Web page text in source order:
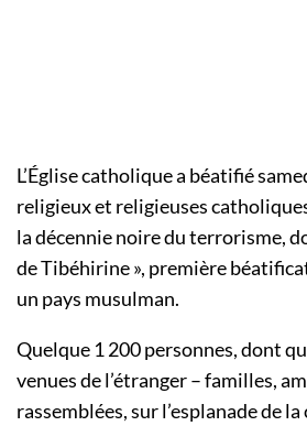
L’Église catholique a béatifié
religieux et religieuses
la décennie noire du terrorisme,
de Tibéhirine », première
un pays musulman.
Quelque 1 200 personnes, dont
venues de l’étranger – familles,
rassemblées, sur l’esplanade de